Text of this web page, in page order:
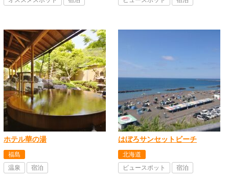
ホテル華の湯
福島
温泉
宿泊
はぼろサンセットビーチ
北海道
ビュースポット
宿泊